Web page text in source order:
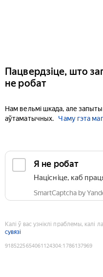
Пацвердзіце, што
не робат
Нам вельмі шкада, але
аўтаматычных.
Чаму гэта
Я не робат
Націсніце, каб
SmartCaptcha by
Калі ў вас узніклі праблемы, калі
сувязі
9185225654061124304:1786137969